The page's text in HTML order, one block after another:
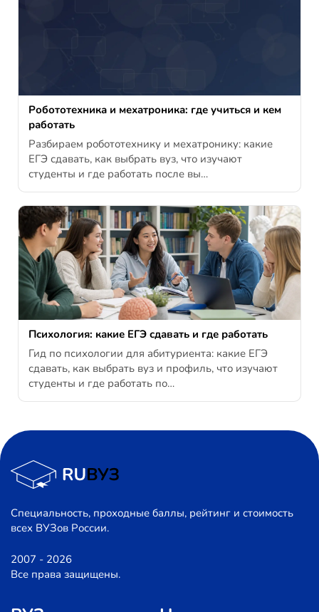
Робототехника и мехатроника: где учиться и кем
работать
Разбираем робототехнику и мехатронику: какие
ЕГЭ сдавать, как выбрать вуз, что изучают
студенты и где работать после вы…
Психология: какие ЕГЭ сдавать и где работать
Гид по психологии для абитуриента: какие ЕГЭ
сдавать, как выбрать вуз и профиль, что изучают
студенты и где работать по…
Специальность, проходные баллы, рейтинг и стоимость
всех ВУЗов России.
2007 - 2026
Все права защищены.